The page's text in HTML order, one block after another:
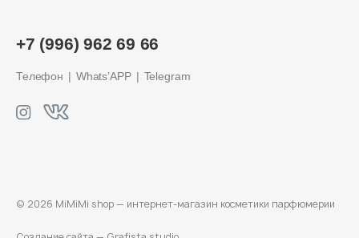
+7 (996) 962 69 66
Телефон Whats’APP Telegram
© 2026 MiMiMi shop — интернет-магазин косметики парфюмерии